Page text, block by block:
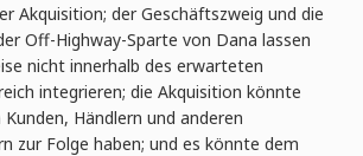
Akquisition; der Geschäftszweig und die
Off-Highway-Sparte von Dana lassen
nicht innerhalb des erwarteten
integrieren; die Akquisition könnte
Händlern und anderen
zur Folge haben; und es könnte dem